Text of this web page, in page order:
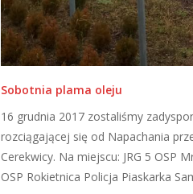
Sobotnia plama oleju
16 grudnia 2017 zostaliśmy
rozciągającej się od Napachania
Cerekwicy. Na miejscu: JRG 5 OSP
OSP Rokietnica Policja Piaskarka